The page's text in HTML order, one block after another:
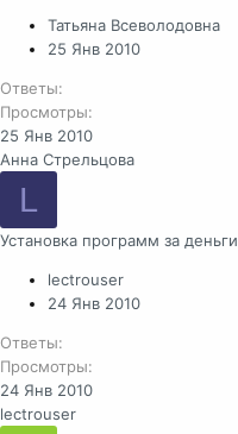
Татьяна Всеволодовна
25 Янв 2010
Ответы
Просмотры
25 Янв 2010
Анна Стрельцова
L
Установка программ за деньги
lectrouser
24 Янв 2010
Ответы
Просмотры
24 Янв 2010
lectrouser